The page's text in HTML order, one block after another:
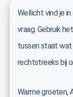
Wellicht vind je
vraag. Gebruik
tussen staat wat
rechtstreeks bij
Warme groeten,